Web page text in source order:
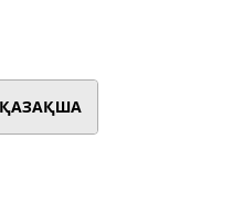
ҚАЗАҚША